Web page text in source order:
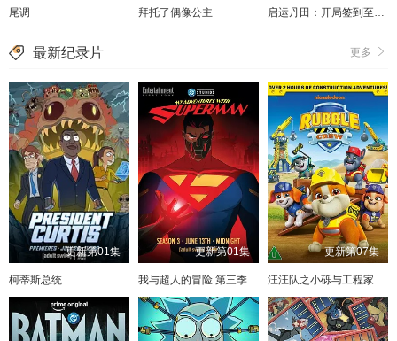
尾调 拜托了偶像公主 启运丹田：开局签到至尊丹田
更多
最新纪录片
更新第01集
柯蒂斯总统
更新第01集
我与超人的冒险 第三季
更新第07集
汪汪队之小砾与工程家族 第三季